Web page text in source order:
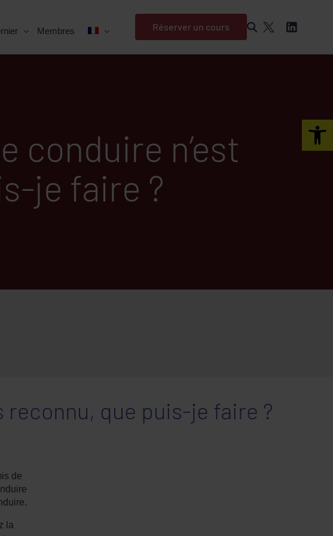
Membres Réserver un cours
conduire n’est
je faire ?
reconnu, que puis-je faire ?
de
la